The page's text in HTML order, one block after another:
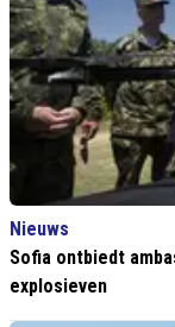
Nieuws
Sofia ontbiedt
explosieven